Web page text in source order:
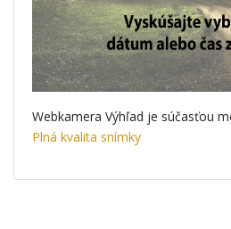
Webkamera Výhľad je súčasťou
Plná kvalita snímky